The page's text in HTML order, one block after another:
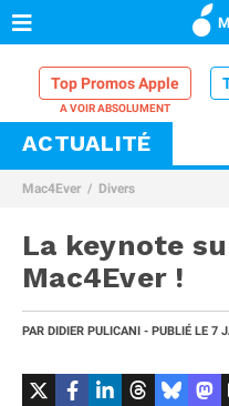
Top Promos Apple
VPN Mac
Comparatif iPhone
ACTUALITÉ
Mac4Ever Divers
La keynote
Mac4Ever !
PAR DIDIER PULICANI - PUBLIÉ LE 7